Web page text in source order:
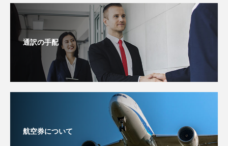
通訳の手配
航空券について